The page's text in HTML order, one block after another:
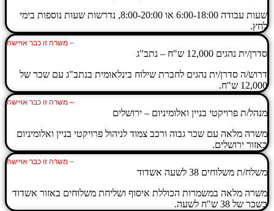
שעות עבודה 6:00-18:00 או 8:00-20:00, נדרשות שעות נוספות בימי
לחץ.
– משרה זו כבר אויישה
סדרן/ית נהגים 12,000 ש"ח – נתב"ג
דרוש/ה סדרן/ית נהגים לחברת שילוח בינלאומית בנתב"ג עם שכר של
12,000 ש"ח.
– משרה זו כבר אויישה
מנהל/ת פרויקטי בניין ואלומיניום – ירושלים
משרה מלאה עם שכר גבוה ורכב צמוד לניהול פרויקטי בניין ואלומיניום
באזור ירושלים.
– משרה זו כבר אויישה
משלח/ת משלוחים 38 לשעה אשדוד
משרה מלאה במשמרות הכוללת איסוף ושליחת משלוחים באזור אשדוד
בשכר של 38 ש"ח לשעה.